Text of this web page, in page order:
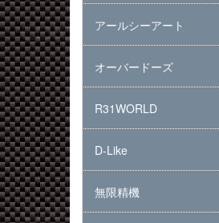
アールシーアート
オーバードーズ
R31WORLD
D-Like
無限精機